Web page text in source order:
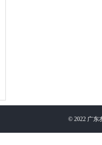
© 2022 广东